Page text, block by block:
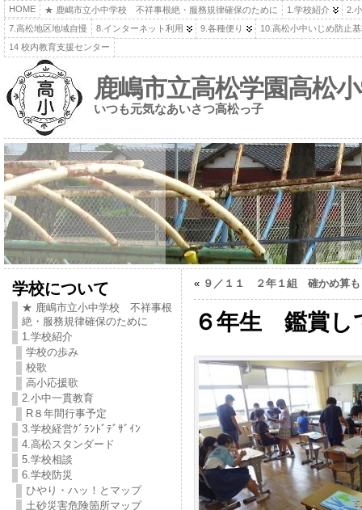
HOME ★ 鹿嶋市立小中学校 不祥事根絶・服務規律確保のために 1.学校紹介
2.
7.高松地区地域自慢
8.インターネット利用 9.各種便り
10.高松小中いじめ防止
14 校内教育支援センター
鹿嶋市立高松学園高松
いつも元気なあいさつ高松っ子
学校について
★ 鹿嶋市立小中学校 不祥事根
絶・服務規律確保のために
1.学校紹介
学校の歩み
校歌
高小応援歌
2.小中一貫教育
R８年間行事予定
3.学校経営ｸﾞﾗﾝﾄﾞﾃﾞｻﾞｲﾝ
4.高松スタンダード
5.学校相談
6.学校防災
ひやり・ハッ！とマップ
土砂災害危険箇所マップ
« ９／１１ ２年１組 確かめ算も
６年生 鑑賞し